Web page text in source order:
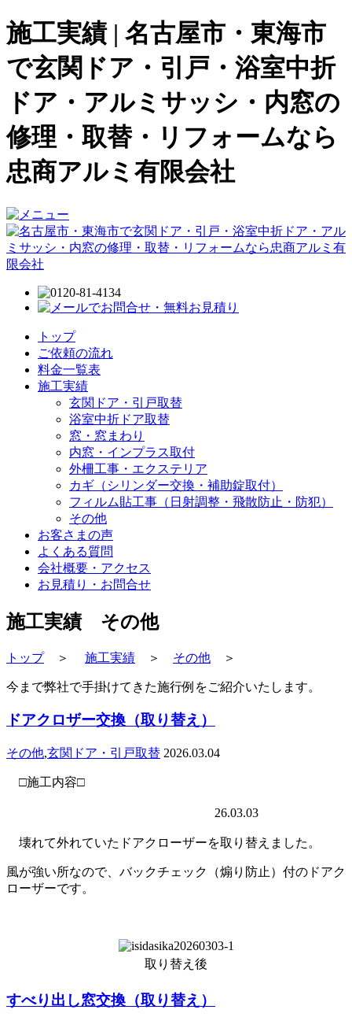
施工実績 | 名古屋市・東海市
で玄関ドア・引戸・浴室中折
ドア・アルミサッシ・内窓の
修理・取替・リフォームなら
忠商アルミ有限会社
トップ
ご依頼の流れ
料金一覧表
施工実績
玄関ドア・引戸取替
浴室中折ドア取替
窓・窓まわり
内窓・インプラス取付
外柵工事・エクステリア
カギ（シリンダー交換・補助錠取付）
フィルム貼工事（日射調整・飛散防止・防犯）
その他
お客さまの声
よくある質問
会社概要・アクセス
お見積り・お問合せ
施工実績 その他
トップ＞ 施工実績 ＞ その他 ＞
今まで弊社で手掛けてきた施行例をご紹介いたします。
ドアクロザー交換（取り替え）
その他,玄関ドア・引戸取替 2026.03.04
□施工内容□
26.03.03
壊れて外れていたドアクローザーを取り替えました。
風が強い所なので、バックチェック（煽り防止）付のドアク
ローザーです。
取り替え後
すべり出し窓交換（取り替え）